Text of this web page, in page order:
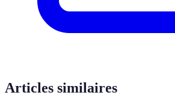
Articles similaires